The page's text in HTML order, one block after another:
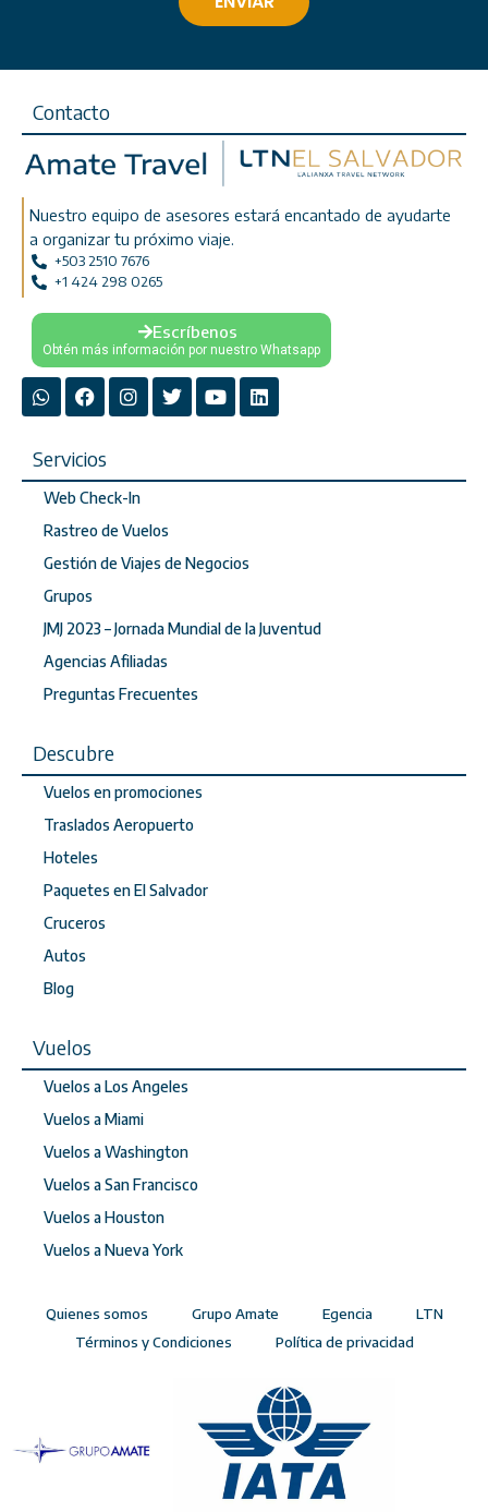
Contacto
Nuestro equipo de asesores estará encantado de ayudarte
a organizar tu próximo viaje.
+503 2510 7676
+1 424 298 0265
Escríbenos
Obtén más información por nuestro Whatsapp
Servicios
Web Check-In
Rastreo de Vuelos
Gestión de Viajes de Negocios
Grupos
JMJ 2023 – Jornada Mundial de la Juventud
Agencias Afiliadas
Preguntas Frecuentes
Descubre
Vuelos en promociones
Traslados Aeropuerto
Hoteles
Paquetes en El Salvador
Cruceros
Autos
Blog
Vuelos
Vuelos a Los Angeles
Vuelos a Miami
Vuelos a Washington
Vuelos a San Francisco
Vuelos a Houston
Vuelos a Nueva York
Quienes somos Grupo Amate Egencia
LTN
Términos y Condiciones
Política de privacidad